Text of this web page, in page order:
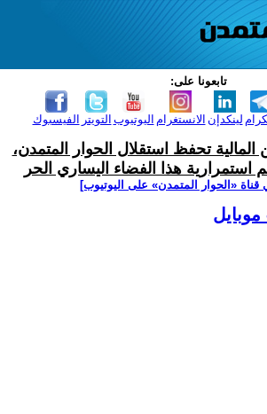
تابعونا على:
الفيسبوك التويتر اليوتيوب الانستغرام لينكدإن
المالية تحفظ استقلال الحوار المتمدن،
هذا الفضاء اليساري الحر
‫«الحوار المتمدن» على اليوتيوب]
موبايل